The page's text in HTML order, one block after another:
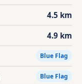
4.5 km
4.9 km
Blue Flag
Blue Flag